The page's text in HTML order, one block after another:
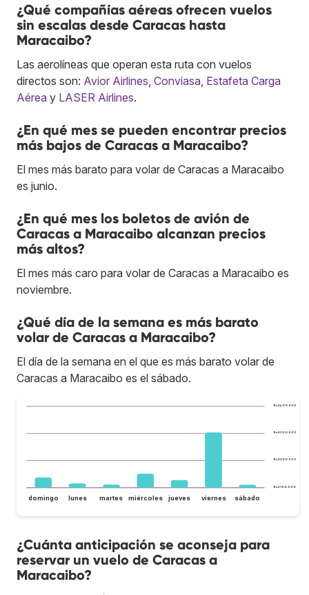
¿Qué compañías aéreas ofrecen vuelos
sin escalas desde Caracas hasta
Maracaibo?
Las aerolíneas que operan esta ruta con vuelos
directos son: Avior Airlines Conviasa Estafeta Carga
Aérea y LASER Airlines.
¿En qué mes se pueden encontrar precios
más bajos de Caracas a Maracaibo?
El mes más barato para volar de Caracas a Maracaibo
es junio.
¿En qué mes los boletos de avión de
Caracas a Maracaibo alcanzan precios
más altos?
El mes más caro para volar de Caracas a Maracaibo es
noviembre.
¿Qué día de la semana es más barato
volar de Caracas a Maracaibo?
El día de la semana en el que es más barato volar de
Caracas a Maracaibo es el sábado.
Bs.S100.000
Bs.S200.000
Bs.S300.000
Bs.S400.000
domingo lunes martes miércoles jueves viernes sábado
¿Cuánta anticipación se aconseja para
reservar un vuelo de Caracas a
Maracaibo?